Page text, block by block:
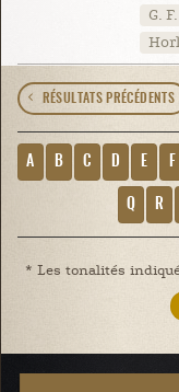
G.
RÉSULTATS PRÉCÉDENTS
A B C D E F
Q R
* Les tonalités